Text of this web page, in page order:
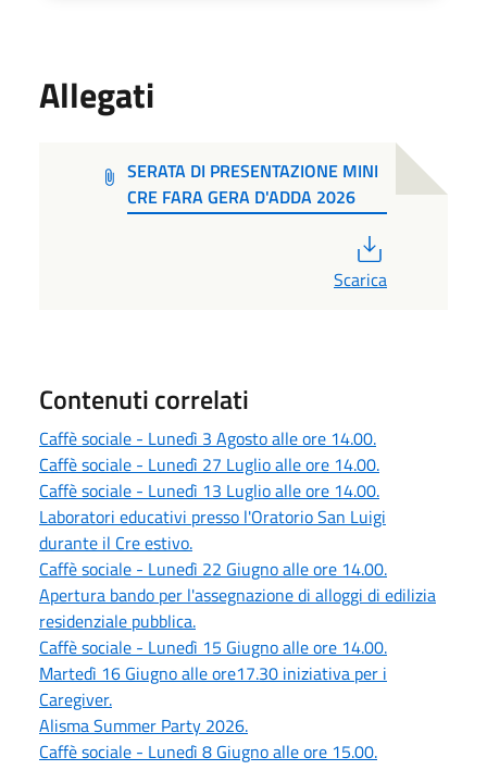
Allegati
SERATA DI PRESENTAZIONE MINI
CRE FARA GERA D'ADDA 2026
Scarica
Contenuti correlati
Caffè sociale - Lunedì 3 Agosto alle ore 14.00.
Caffè sociale - Lunedì 27 Luglio alle ore 14.00.
Caffè sociale - Lunedì 13 Luglio alle ore 14.00.
Laboratori educativi presso l'Oratorio San Luigi
durante il Cre estivo.
Caffè sociale - Lunedì 22 Giugno alle ore 14.00.
Apertura bando per l'assegnazione di alloggi di edilizia
residenziale pubblica.
Caffè sociale - Lunedì 15 Giugno alle ore 14.00.
Martedì 16 Giugno alle ore17.30 iniziativa per i
Caregiver.
Alisma Summer Party 2026.
Caffè sociale - Lunedì 8 Giugno alle ore 15.00.